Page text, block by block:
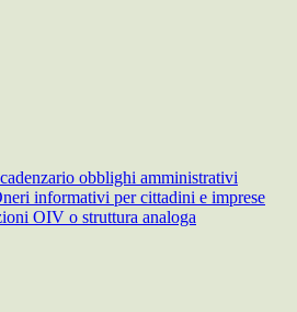
obblighi amministrativi
informativi per cittadini e imprese
OIV o struttura analoga